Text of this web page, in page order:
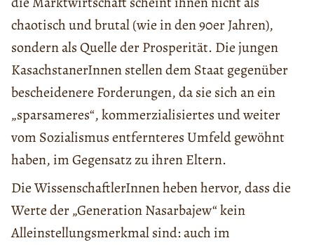
chaotisch und brutal (wie in den 90er Jahren),
sondern als Quelle der Prosperität. Die jungen
KasachstanerInnen stellen dem Staat gegenüber
bescheidenere Forderungen, da sie sich an ein
„sparsameres“, kommerzialisiertes und weiter
vom Sozialismus entfernteres Umfeld gewöhnt
haben, im Gegensatz zu ihren Eltern.
Die WissenschaftlerInnen heben hervor, dass die
Werte der „Generation Nasarbajew“ kein
Alleinstellungsmerkmal sind: auch im